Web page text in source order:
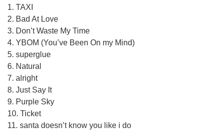
1. TAXI
2. Bad At Love
3. Don’t Waste My Time
4. YBOM (You’ve Been On my Mind)
5. superglue
6. Natural
7. alright
8. Just Say It
9. Purple Sky
10. Ticket
11. santa doesn’t know you like i do